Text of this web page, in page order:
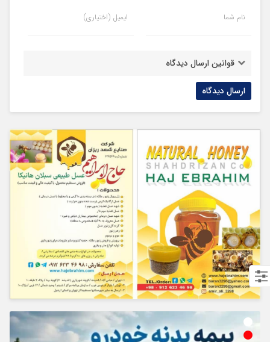
نام شما ایمیل (اختیاری)
قوانین ارسال دیدگاه